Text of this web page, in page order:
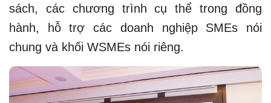
sách, các chương trình cụ thể trong đồng
hành, hỗ trợ các doanh nghiệp SMEs nói
chung và khối WSMEs nói riêng.